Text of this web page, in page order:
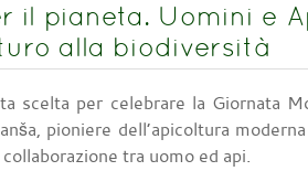
il pianeta. Uomini e
alla biodiversità
scelta per celebrare la Giornata
pioniere dell’apicoltura
tra uomo ed api.